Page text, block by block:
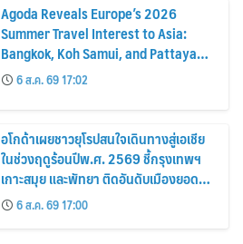
Agoda Reveals Europe’s 2026
Summer Travel Interest to Asia:
Bangkok, Koh Samui, and Pattaya
Among the Top Cities
6 ส.ค. 69 17:02
อโกด้าเผยชาวยุโรปสนใจเดินทางสู่เอเชีย
ในช่วงฤดูร้อนปีพ.ศ. 2569 ชี้กรุงเทพฯ
เกาะสมุย และพัทยา ติดอันดับเมืองยอด
นิยม6 ส.ค. 69 17:00